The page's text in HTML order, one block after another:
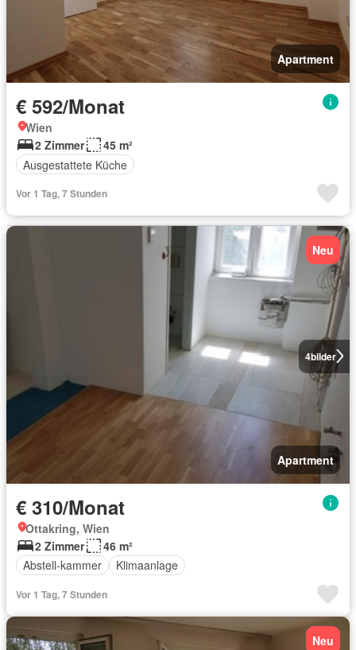
Apartment
€ 592/Monat
Wien
2 Zimmer
45 m²
Ausgestattete Küche
Vor 1 Tag, 7 Stunden
4bilder
Neu
Apartment
€ 310/Monat
Ottakring, Wien
2 Zimmer
46 m²
Abstell-kammer
Klimaanlage
Vor 1 Tag, 7 Stunden
Neu